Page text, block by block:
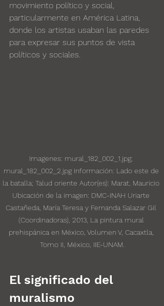
movimiento político y social,
particularmente en América Latina,
donde los artistas usaban las paredes
para expresar sus puntos de vista
políticos y sociales.
Imagenes: mural_182_002_1.jpg;
mural_182_002_2.jpg Información: Lado este de
la batalla; Talud oriente Autor(es): Marat, Mauricio
Ubicación de la imagen: DMC-INAH Uriarte
Castañeda, María Teresa y Fernanda Salazar Gil
(Coordinadoras), 2013, La pintura mural
prehispánica en México, Volumen V, Cacaxtla,
Tomo II, México, IIE-UNAM.
El significado del
muralismo